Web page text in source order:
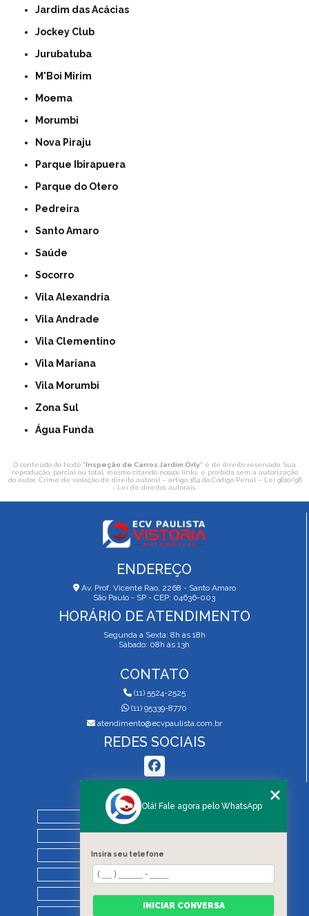
Jardim das Acácias
Jockey Club
Jurubatuba
M'Boi Mirim
Moema
Morumbi
Nova Piraju
Parque Ibirapuera
Parque do Otero
Pedreira
Santo Amaro
Saúde
Socorro
Vila Alexandria
Vila Andrade
Vila Clementino
Vila Mariana
Vila Morumbi
Zona Sul
Água Funda
O conteúdo do texto "Inspeção de Carros Jardim Orly" é de direito reservado. Sua
reprodução, parcial ou total, mesmo citando nossos links, é proibida sem a autorização
do autor. Crime de violação de direito autoral – artigo 184 do Código Penal – Lei 9610/98
- Lei de direitos autorais
ENDEREÇO
Av. Prof. Vicente Rao, 2268 - Santo Amaro
São Paulo - SP - CEP: 04636-003
HORÁRIO DE ATENDIMENTO
Segunda a Sexta: 8h às 18h
Sábado: 08h às 13h
CONTATO
(11) 5524-2525
(11) 95339-8770
atendimento@ecvpaulista.com.br
REDES SOCIAIS
MENU
QUEM SOMOS
SERVIÇOS
BLOG
REGRAS DE VISTORIA
Olá! Fale agora pelo WhatsApp
Insira seu telefone
INICIAR CONVERSA